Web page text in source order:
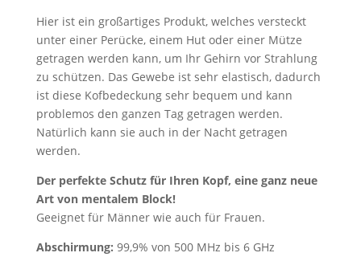
Hier ist ein großartiges Produkt, welches versteckt
unter einer Perücke, einem Hut oder einer Mütze
getragen werden kann, um Ihr Gehirn vor Strahlung
zu schützen. Das Gewebe ist sehr elastisch, dadurch
ist diese Kofbedeckung sehr bequem und kann
problemos den ganzen Tag getragen werden.
Natürlich kann sie auch in der Nacht getragen
werden.
Der perfekte Schutz für Ihren Kopf, eine ganz neue
Art von mentalem Block!
Geeignet für Männer wie auch für Frauen.
Abschirmung: 99,9% von 500 MHz bis 6 GHz